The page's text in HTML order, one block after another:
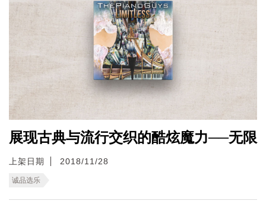
展现古典与流行交织的酷炫魔力──无限
上架日期 2018/11/28
诚品选乐